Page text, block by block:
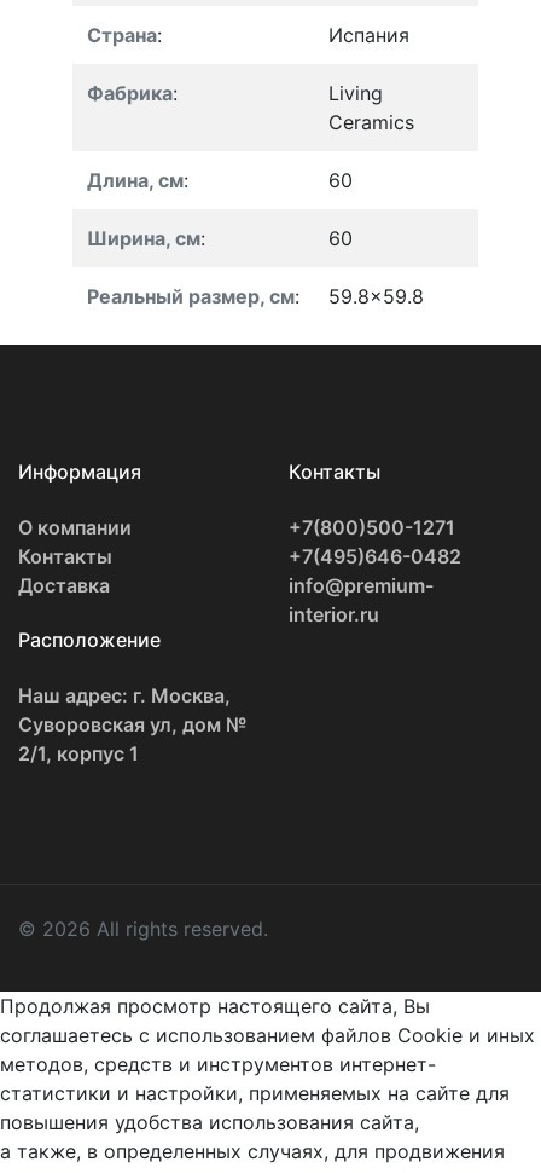
Страна: Испания
Фабрика:
Living
Ceramics
Длина, см: 60
Ширина, см: 60
Реальный размер, см: 59.8x59.8
Информация
О компании
Контакты
Доставка
Контакты
+7(800)500-1271
+7(495)646-0482
info@premium-
interior.ru
Расположение
Наш адрес: г. Москва,
Суворовская ул, дом №
2/1, корпус 1
© 2026 All rights reserved.
Продолжая просмотр настоящего сайта, Вы
соглашаетесь с использованием файлов Cookie и иных
методов, средств и инструментов интернет-
статистики и настройки, применяемых на сайте для
повышения удобства использования сайта,
а также, в определенных случаях, для продвижения